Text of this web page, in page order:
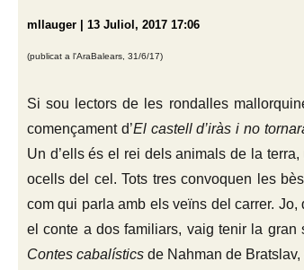
mllauger | 13 Juliol, 2017 17:06
(publicat a l'AraBalears, 31/6/17)
Si sou lectors de les rondalles
començament d’El castell d’iràs i no
Un d’ells és el rei dels animals de la
ocells del cel. Tots tres convoquen les
com qui parla amb els veïns del carrer.
el conte a dos familiars, vaig tenir la gran
Contes cabalístics de Nahman de